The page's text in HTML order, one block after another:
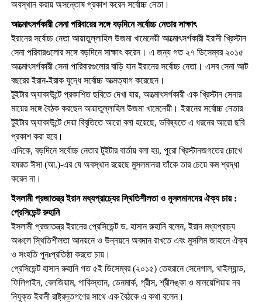
অবস্থান করায় অসন্তোষ প্রকাশ করেন সর্বোচ্চ নেতা।
আত্মোৎসর্গকারী সেনা পরিবারের সঙ্গে বড়দিনে সর্বোচ্চ নেতার সাক্ষাৎ
ইরানের সর্বোচ্চ নেতা আয়াতুল্লাহিল উজমা খামেনেয়ী আত্মোৎসর্গকারী ইরানী খ্রিস্টান
সেনা পরিবারগুলোর সঙ্গে বড়দিনে সাক্ষাৎ করেন। এ জন্য গত ২৭ ডিসেম্বর ২০১৫
আত্মোৎসর্গকারী সেনা পারিবারগুলোর বাড়ি যান ইরানের সর্বোচ্চ নেতা। এসব সেনা আট
বছরের ইরান-ইরাক যুদ্ধে সর্বোচ্চ আত্মত্যাগ করেছেন।
টুইটার অ্যাকাউন্টে প্রকাশিত ছবিতে দেখা যায়, আত্মোৎসর্গকারী এক খ্রিস্টান সেনার
মায়ের সঙ্গে বৈঠক করছেন আয়াতুল্লাহিল উজমা খামেনেয়ী। ইরানের সর্বোচ্চ নেতার
টুইটার অ্যাকাউন্টে দেয়া বিবৃতিতে আরো বলা হয়েছে, ভবিষ্যতে এ ধরনের আরো ছবি
প্রকাশ করা হবে।
এদিকে, বড়দিনে সর্বোচ্চ নেতার টুইটার বার্তায় বলা হয়, পুরো খ্রিস্টানজগতের চোখে
হযরত ঈসা (আ.)-এর যে অবস্থান রয়েছে মুসলমানরা তাঁকে তার চেয়ে কম শ্রদ্ধা
করেন না।
ইসলামী প্রজাতন্ত্র ইরান মধ্যপ্রাচ্যের স্থিতিশীলতা ও মুসলমানদের ঐক্য চায় :
প্রেসিডেন্ট রুহানি
ইসলামী প্রজাতন্ত্র ইরানের প্রেসিডেন্ট ড. হাসান রুহানি বলেন, ইরান মধ্যপ্রাচ্য
অঞ্চলে স্থিতিশীলতা আনয়নে ও উন্নয়নে অবদান রাখতে এবং মুসলিম জাহানে ঐক্য
ও সংহতি পুনঃপ্রতিষ্ঠা করতে চায়।
প্রেসিডেন্ট হাসান রুহানি গত ৫ই ডিসেম্বর (২০১৫) তেহরানে সেনেগাল, থাইল্যান্ড,
ফিলিপাইন, বেলজিয়াম, পাকিস্তান, ডেনমার্ক, গ্রীস, শ্রীলঙ্কা ও মালয়েশিয়ায় নব
নিযুক্ত ইরানী রাষ্ট্রদূতগণের সাথে এক বৈঠকে এ কথা বলেন।